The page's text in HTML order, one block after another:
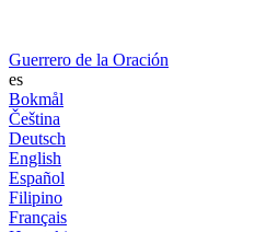
Guerrero de la Oración
es
Bokmål
Čeština
Deutsch
English
Español
Filipino
Français